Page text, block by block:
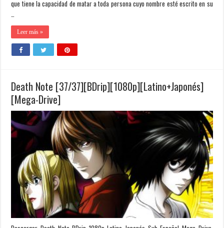
que tiene la capacidad de matar a toda persona cuyo nombre esté escrito en su
…
Leer más »
Death Note [37/37][BDrip][1080p][Latino+Japonés]
[Mega-Drive]